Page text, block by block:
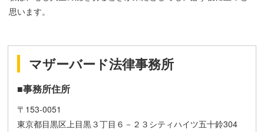
思います。
マザーバード法律事務所
■事務所住所
〒153-0051
東京都目黒区上目黒３丁目６－２３シティハイツ五十鈴304